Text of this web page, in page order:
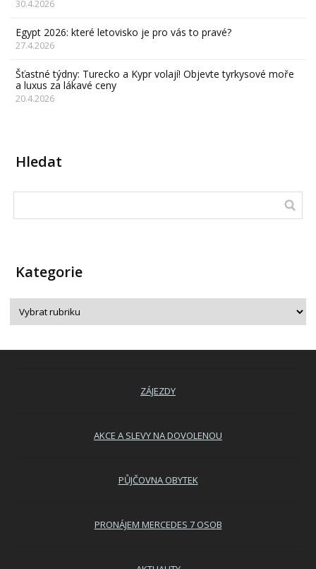
30.4.2026
Egypt 2026: které letovisko je pro vás to pravé?
27.4.2026
Šťastné týdny: Turecko a Kypr volají! Objevte tyrkysové moře
a luxus za lákavé ceny
20.4.2026
Hledat
Kategorie
ZÁJEZDY
AKCE A SLEVY NA DOVOLENOU
PŮJČOVNA OBYTEK
PRONÁJEM MERCEDES 7 OSOB